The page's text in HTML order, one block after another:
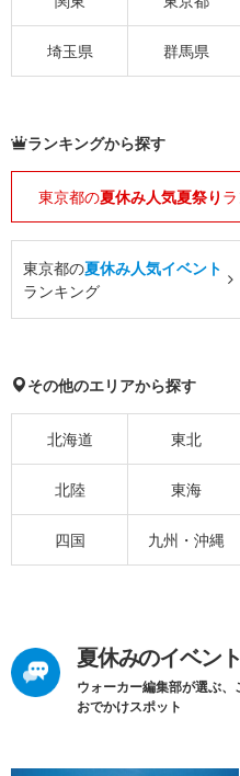
埼玉県 群馬県
ランキングから探す
東京都の夏休み人気夏祭り
東京都の夏休み人気イベント
ランキング
その他のエリアから探す
北海道 東北
北陸 東海
四国 九州・沖縄
夏休みのイベン
ウォーカー編集部が選ぶ、
おでかけスポット